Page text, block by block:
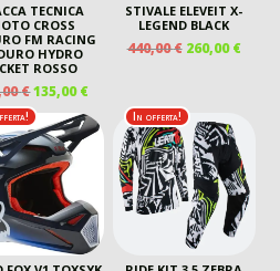
TECNICA
CROSS
FM RACING
HYDRO
ROSSO
€IL
PREZZO
ORIGINALE
ERA:
208,00 €.
135,00€IL
PREZZO
ATTUALE
135,00 €.
STIVALE ELEVEIT X-
LEGEND BLACK
440,00€ IL
ERA:
440,00 €.
260,00€IL
In offerta!